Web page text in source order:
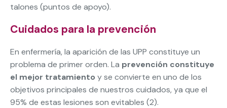
talones (puntos de apoyo).
Cuidados para la prevención
En enfermería, la aparición de las UPP constituye un
problema de primer orden. La prevención constituye
el mejor tratamiento y se convierte en uno de los
objetivos principales de nuestros cuidados, ya que el
95% de estas lesiones son evitables (2).